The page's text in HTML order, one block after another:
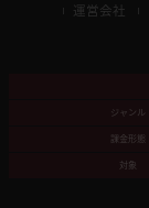
運営会社
ジャンル
課金形態
対象